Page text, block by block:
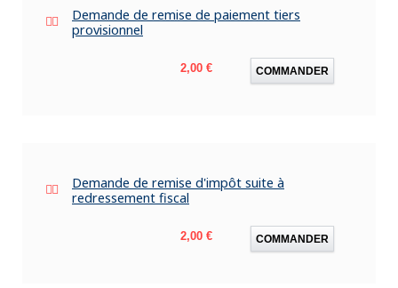
Demande de remise de paiement tiers
provisionnel
Prix
2,00 € COMMANDER
Demande de remise d'impôt suite à
redressement fiscal
Prix
2,00 € COMMANDER